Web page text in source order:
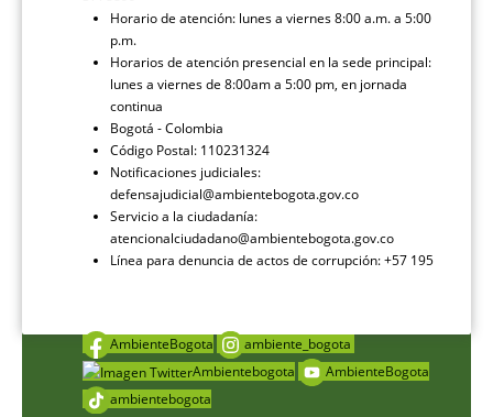
Horario de atención: lunes a viernes 8:00 a.m. a 5:00
p.m.
Horarios de atención presencial en la sede principal:
lunes a viernes de 8:00am a 5:00 pm, en jornada
continua
Bogotá - Colombia
Código Postal: 110231324
Notificaciones judiciales:
defensajudicial@ambientebogota.gov.co
Servicio a la ciudadanía:
atencionalciudadano@ambientebogota.gov.co
Línea para denuncia de actos de corrupción: +57 195
AmbienteBogota
ambiente_bogota
Ambientebogota
AmbienteBogota
ambientebogota